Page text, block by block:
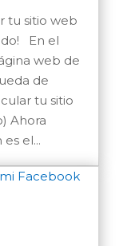
tu sitio web
En el
web de
de
tu sitio
Ahora
el...